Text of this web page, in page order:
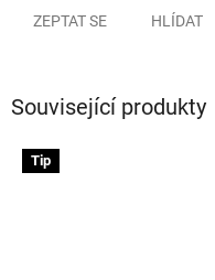
ZEPTAT SE HLÍDAT
Související produkty
Tip